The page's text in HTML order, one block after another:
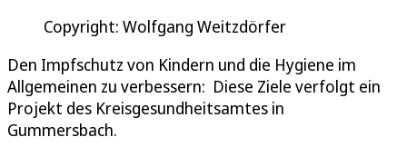
Copyright: Wolfgang Weitzdörfer
Den Impfschutz von Kindern und die Hygiene im
Allgemeinen zu verbessern: Diese Ziele verfolgt ein
Projekt des Kreisgesundheitsamtes in
Gummersbach.